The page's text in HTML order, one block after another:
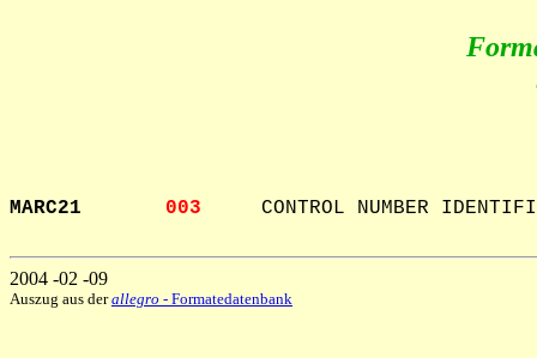
MARC21 003 CONTROL NUMBER
2004 -02 -09
Auszug aus derallegro - Formatedatenbank